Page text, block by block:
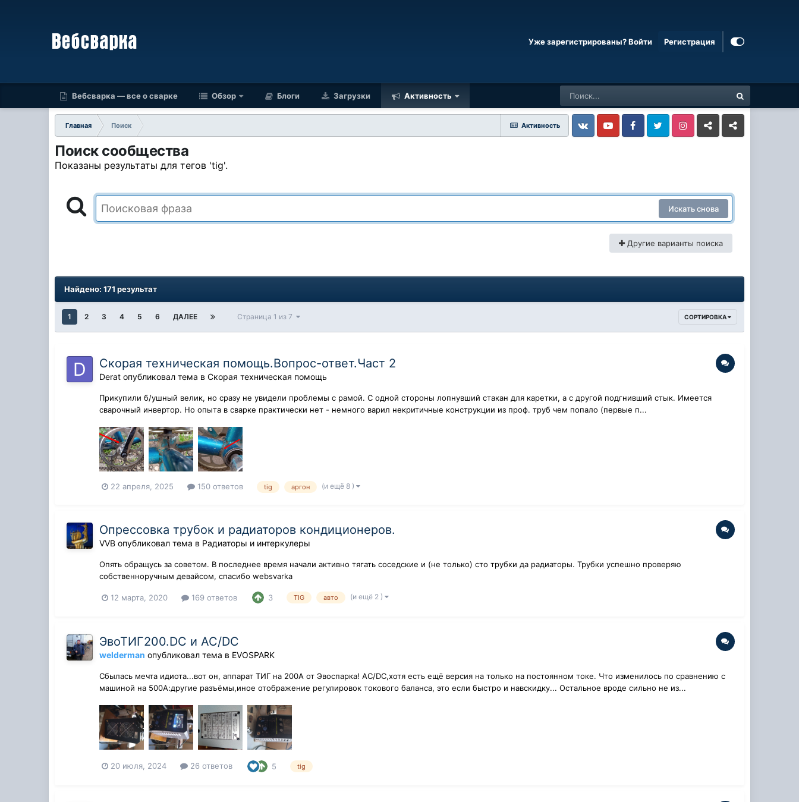
Уже зарегистрированы? Войти Регистрация
Вебсварка — все о сварке Обзор Блоги Загрузки Активность
Активность
Главная
Поиск
VkontakteYouTube FacebookTwitter InstagramLivejournalOdnoklassniki
Поиск сообщества
Показаны результаты для тегов 'tig'.
Искать снова
Другие варианты поиска
Найдено: 171 результат
1 2 3 4 5 6 ДАЛЕЕ Страница 1 из 7 СОРТИРОВКА
Скорая техническая помощь.Вопрос-ответ.Част 2
Derat опубликовал тема вСкорая техническая помощь
Прикупили б/ушный велик, но сразу не увидели проблемы с рамой. С одной стороны лопнувший стакан для каретки, а с другой подгнивший стык. Имеется
сварочный инвертор. Но опыта в сварке практически нет - немного варил некритичные конструкции из проф. труб чем попало (первые п...
22 апреля, 2025 150 ответов tig аргон (и ещё 8 )
Опрессовка трубок и радиаторов кондиционеров.
VVB опубликовал тема в Радиаторы и интеркулеры
Опять обращусь за советом. В последнее время начали активно тягать соседские и (не только) сто трубки да радиаторы. Трубки успешно проверяю
собственноручным девайсом, спасибо websvarka
12 марта, 2020
169 ответов 3 TIG авто (и ещё 2 )
ЭвоТИГ200.DC и AC/DC
welderman опубликовал тема в EVOSPARK
Сбылась мечта идиота...вот он, аппарат ТИГ на 200А от Эвоспарка! АС/DC,хотя есть ещё версия на только на постоянном токе. Что изменилось по сравнению с
машиной на 500А:другие разъёмы,иное отображение регулировок токового баланса, это если быстро и навскидку... Остальное вроде сильно не из...
20 июля, 2024 26 ответов 5 tig